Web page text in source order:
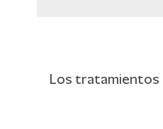
Los tratamientos